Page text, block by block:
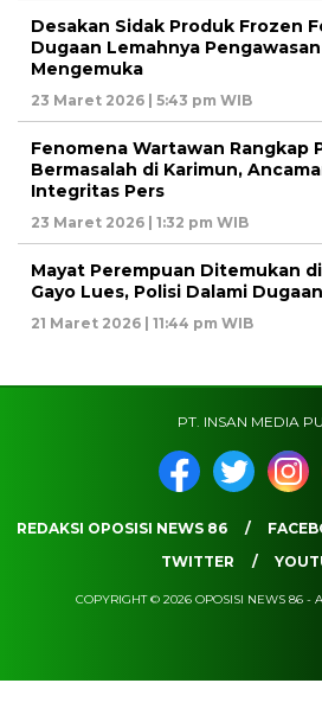
Desakan Sidak Produk Frozen
Dugaan Lemahnya
Mengemuka
23 Maret 2026 | 5:43 pm WIB
Fenomena Wartawan Rangkap
Bermasalah di Karimun,
Integritas Pers
23 Maret 2026 | 1:32 pm WIB
Mayat Perempuan Ditemukan
Gayo Lues, Polisi Dalami
21 Maret 2026 | 11:44 pm WIB
PT. INSAN MEDIA
REDAKSI OPOSISI NEWS 86
TWITTER
COPYRIGHT © 2026 OPOSISI NEWS 86 -